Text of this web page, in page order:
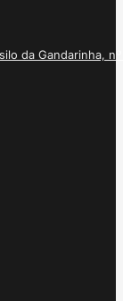
da Gandarinha, nº